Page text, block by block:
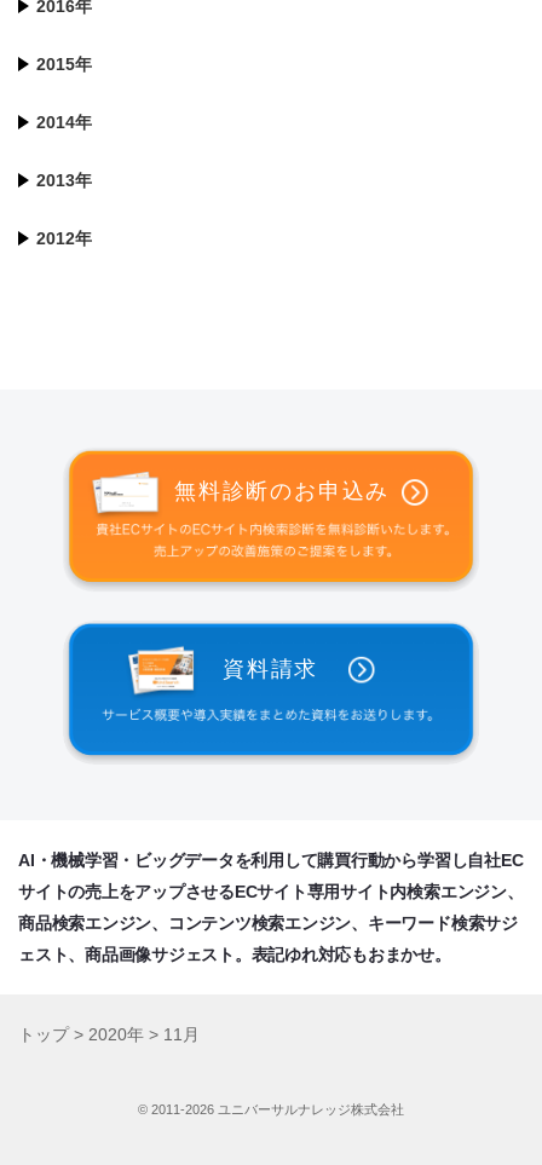
2016年
2015年
2014年
2013年
2012年
無料診断のお申込み
資料請求
AI・機械学習・ビッグデータを利用して購買行動から学習し自社EC
サイトの売上をアップさせるECサイト専用サイト内検索エンジン、
商品検索エンジン、コンテンツ検索エンジン、キーワード検索サジ
ェスト、商品画像サジェスト。表記ゆれ対応もおまかせ。
トップ> 2020年 > 11月
©️ 2011-2026 ユニバーサルナレッジ株式会社